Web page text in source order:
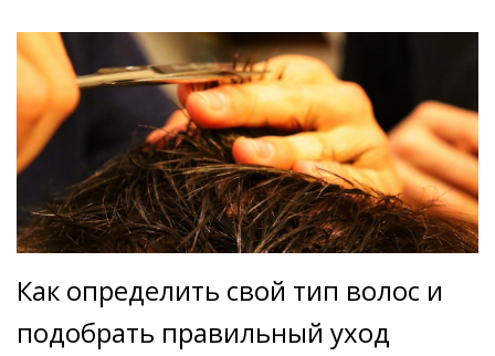
Как определить свой тип волос и
подобрать правильный уход